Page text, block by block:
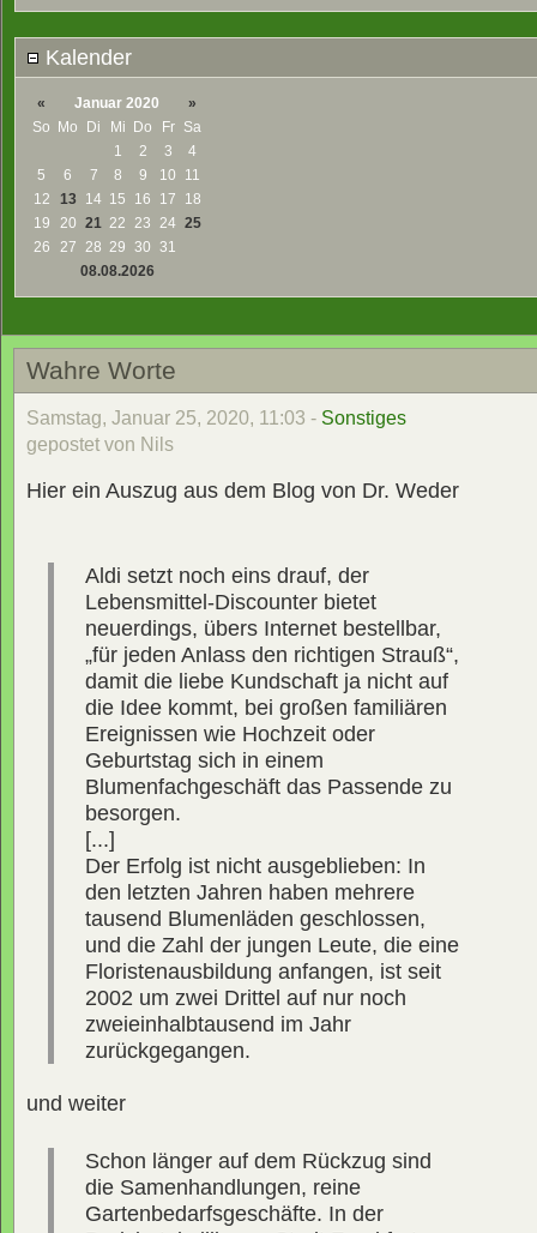
Kalender
« Januar 2020
»
So Mo Di Mi Do Fr
Sa
1
2 3
4
5
6 7 8 9 10
11
12
13 14 15 16 17
18
19
20 21 22 23 24 25
26
27 28 29 30 31
08.08.2026
Wahre Worte
Samstag, Januar 25, 2020, 11:03 - Sonstiges
gepostet von Nils
Hier ein Auszug aus dem Blog von Dr. Weder
Aldi setzt noch eins drauf, der
Lebensmittel-Discounter bietet
neuerdings, übers Internet bestellbar,
„für jeden Anlass den richtigen Strauß“,
damit die liebe Kundschaft ja nicht auf
die Idee kommt, bei großen familiären
Ereignissen wie Hochzeit oder
Geburtstag sich in einem
Blumenfachgeschäft das Passende zu
besorgen.
[...]
Der Erfolg ist nicht ausgeblieben: In
den letzten Jahren haben mehrere
tausend Blumenläden geschlossen,
und die Zahl der jungen Leute, die eine
Floristenausbildung anfangen, ist seit
2002 um zwei Drittel auf nur noch
zweieinhalbtausend im Jahr
zurückgegangen.
und weiter
Schon länger auf dem Rückzug sind
die Samenhandlungen, reine
Gartenbedarfsgeschäfte. In der